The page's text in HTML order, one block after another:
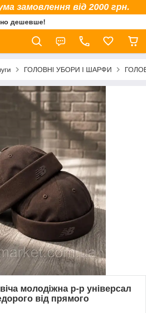
замовлення від 2000 грн.
дешевше!
ГОЛОВНІ УБОРИ І ШАРФИ
молодіжна р-р універсал
від прямого